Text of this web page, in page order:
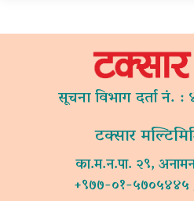
सूचना विभाग दर्ता नं.
टक्सार
का.म.न.पा. २९,
+९७७-०१-